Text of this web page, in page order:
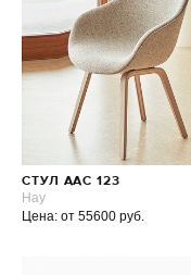
СТУЛ AAC 123
Hay
Цена: от 55600 руб.